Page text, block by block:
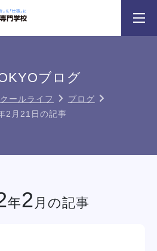
資料請求 オープンキャンパス
ブログ
ールライフ
ブログ
2月21日の記事
年2 月の記事